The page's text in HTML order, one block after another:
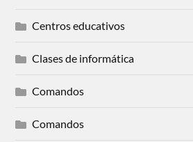
Centros educativos
Clases de informática
Comandos
Comandos